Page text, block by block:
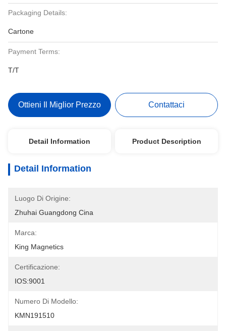
Packaging Details:
Cartone
Payment Terms:
T/T
Ottieni Il Miglior Prezzo Contattaci
Detail Information Product Description
Detail Information
Luogo Di Origine:
Zhuhai Guangdong Cina
Marca:
King Magnetics
Certificazione:
IOS:9001
Numero Di Modello:
KMN191510